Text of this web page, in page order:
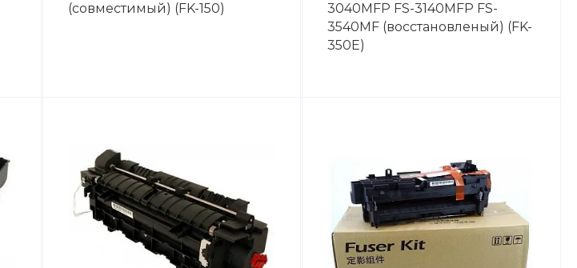
(совместимый) (FK-150)
3040MFP FS-3140MFP FS-
3540MF (восстановленый) (FK-
350E)